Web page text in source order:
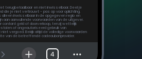
terugbetaalbaar en niet inwisselbaar. Deel je
die je niet vertrouwt - pas op voor oplichting.
alleen inwisselbaar in de opgegeven regio en
aan aanvullende voorwaarden van de uitgever.
contant geld of doorverkoop, tenzij wettelijk
of ongeautoriseerd gebruik van
vergoed. Bekijk altijd de volledige voorwaarden
van de betreffende cadeaubonprovider.
4
vragen